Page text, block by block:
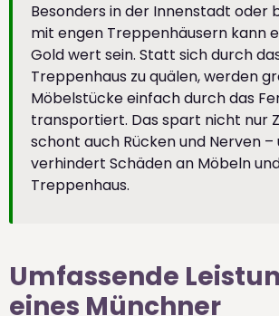
Besonders in der Innenstadt oder
mit engen Treppenhäusern kann
Gold wert sein. Statt sich durch
Treppenhaus zu quälen, werden
Möbelstücke einfach durch das
transportiert. Das spart nicht nur
schont auch Rücken und Nerven –
verhindert Schäden an Möbeln
Treppenhaus.
Umfassende
eines Münchner